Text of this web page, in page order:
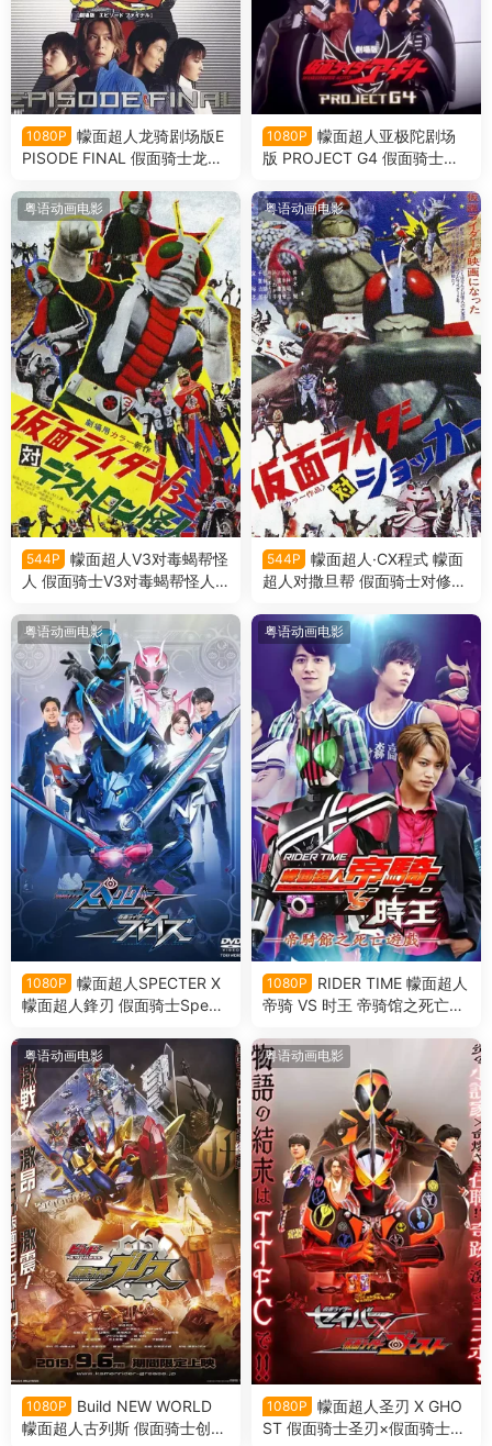
1080P
幪面超人龙骑剧场版E
PISODE FINAL 假面骑士龙骑
1080P
幪面超人亚极陀剧场
版 PROJECT G4 假面骑士亚
粤语动画电影
544P
幪面超人V3对毒蝎帮怪
人 假面骑士V3对毒蝎帮怪人
粤语动画电影
544P
幪面超人·CX程式 幪面
超人对撒旦帮 假面骑士对修卡
粤语动画电影
1080P
幪面超人SPECTER X
幪面超人鋒刃 假面骑士Spect
粤语动画电影
1080P
RIDER TIME 幪面超人
帝骑 VS 时王 帝骑馆之死亡游
时王 帝骑馆的死亡游戏粤语版
粤语动画电影
1080P
Build NEW WORLD
幪面超人古列斯 假面骑士创骑
粤语动画电影
1080P
幪面超人圣刃 X GHO
ST 假面骑士圣刃×假面骑士gh